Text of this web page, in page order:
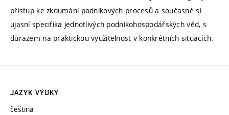
přístup ke zkoumání podnikových procesů a současně si
ujasní specifika jednotlivých podnikohospodářských věd, s
důrazem na praktickou využitelnost v konkrétních situacích.
JAZYK VÝUKY
čeština